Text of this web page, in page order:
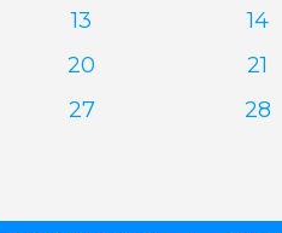
13
14
20
21
27
28